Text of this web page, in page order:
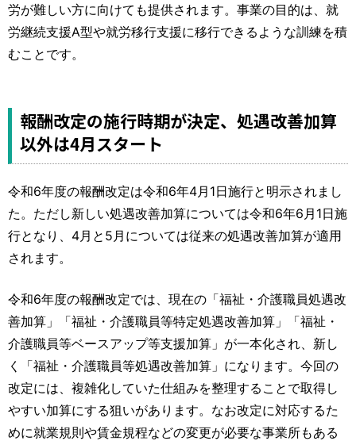
労が難しい方に向けても提供されます。事業の目的は、就
労継続支援A型や就労移行支援に移行できるような訓練を積
むことです。
報酬改定の施行時期が決定、処遇改善加算
以外は4月スタート
令和6年度の報酬改定は令和6年4月1日施行と明示されまし
た。ただし新しい処遇改善加算については令和6年6月1日施
行となり、4月と5月については従来の処遇改善加算が適用
されます。
令和6年度の報酬改定では、現在の「福祉・介護職員処遇改
善加算」「福祉・介護職員等特定処遇改善加算」「福祉・
介護職員等ベースアップ等支援加算」が一本化され、新し
く「福祉・介護職員等処遇改善加算」になります。今回の
改定には、複雑化していた仕組みを整理することで取得し
やすい加算にする狙いがあります。なお改定に対応するた
めに就業規則や賃金規程などの変更が必要な事業所もある